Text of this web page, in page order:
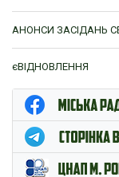
АНОНСИ ЗАСІДАНЬ
єВІДНОВЛЕННЯ
ЦНАП м. Ромни